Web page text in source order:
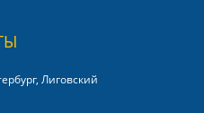
Лиговский